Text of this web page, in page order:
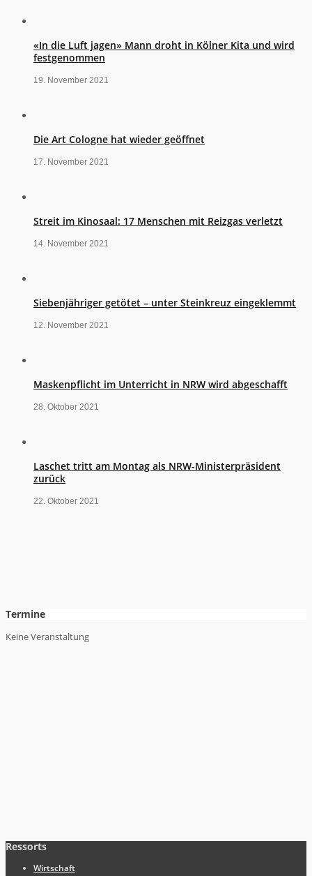
«In die Luft jagen» Mann droht in Kölner Kita und wird
festgenommen
19. November 2021
Die Art Cologne hat wieder geöffnet
17. November 2021
Streit im Kinosaal: 17 Menschen mit Reizgas verletzt
14. November 2021
Siebenjähriger getötet – unter Steinkreuz eingeklemmt
12. November 2021
Maskenpflicht im Unterricht in NRW wird abgeschafft
28. Oktober 2021
Laschet tritt am Montag als NRW-Ministerpräsident
zurück
22. Oktober 2021
Termine
Keine Veranstaltung
Ressorts
Wirtschaft